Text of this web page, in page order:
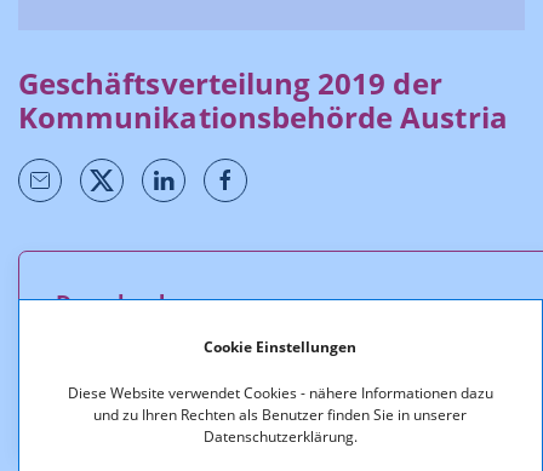
Cookie Einstellungen
Diese Website verwendet Cookies - nähere Informationen dazu
und zu Ihren Rechten als Benutzer finden Sie in unserer
Datenschutzerklärung.
Geschäftsverteilung 2019 der
Kommunikationsbehörde Austria
Downloads
df (pdf, 249,0 KB)